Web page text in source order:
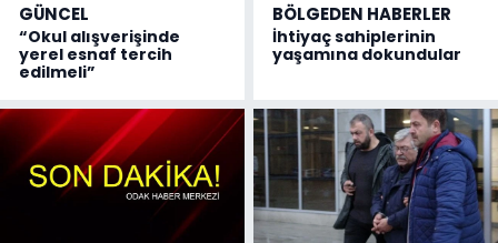
GÜNCEL
“Okul alışverişinde
yerel esnaf tercih
edilmeli”
BÖLGEDEN HABERLER
İhtiyaç sahiplerinin
yaşamına dokundular